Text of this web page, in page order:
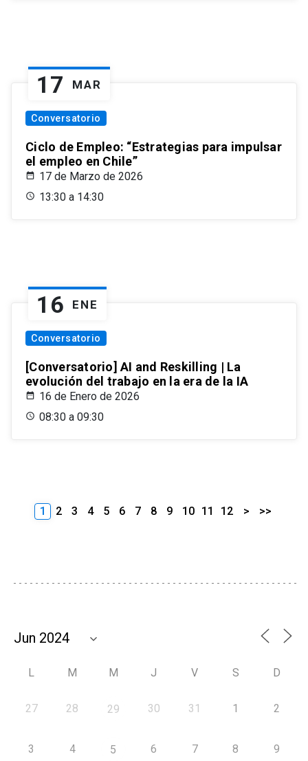
17 MAR
Conversatorio
Ciclo de Empleo: “Estrategias para impulsar
el empleo en Chile”
17 de Marzo de 2026
13:30 a 14:30
16 ENE
Conversatorio
[Conversatorio] AI and Reskilling | La
evolución del trabajo en la era de la IA
16 de Enero de 2026
08:30 a 09:30
1 2 3 4 5 6 7 8 9 10 11 12 > >>
L M M J V S D
27 28 29 30 31 1 2
3 4 5 6 7 8 9